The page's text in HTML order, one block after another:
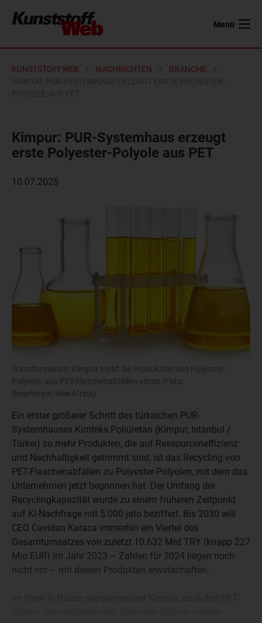
Menü
KUNSTSTOFFWEB NACHRICHTEN
BRANCHE
Kimpur: PUR-Systemhaus erzeugt
erste Polyester-Polyole aus PET
10.07.2025
Transformation: Kimpur treibt die Produktion von Polyester-
Polyolen aus PET-Flaschenabfällen voran (Foto:
Smarterpix/NewAfrica)
Ein erster größerer Schritt des türkischen PUR-
Systemhauses Kimteks Poliüretan (Kimpur, Istanbul /
Türkei) zu mehr Produkten, die auf Ressourceneffizienz
und Nachhaltigkeit getrimmt sind, ist das Recycling von
PET-Flaschenabfällen zu Polyester-Polyolen, mit dem das
Unternehmen jetzt begonnen hat. Der Umfang der
Recyclingkapazität wurde zu einem früheren Zeitpunkt
auf KI-Nachfrage mit 5.000 jato beziffert. Bis 2030 will
CEO Cavidan Karaca immerhin ein Viertel des
Gesamtumsatzes von zuletzt 10.632 Mrd TRY (knapp 227
Mio EUR) im Jahr 2023 – Zahlen für 2024 liegen noch
nicht vor – mit diesen Produkten erwirtschaften.